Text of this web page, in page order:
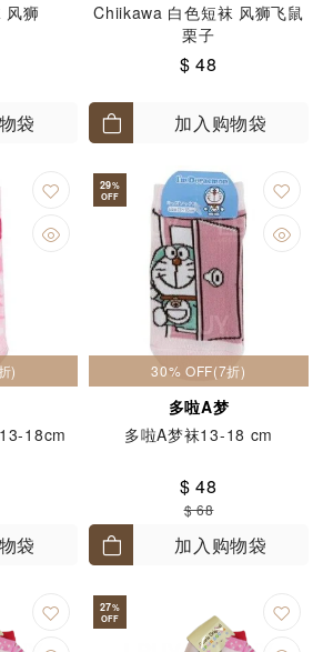
风狮
袋
Chiikawa 白色短袜 风狮飞鼠
栗子
$ 48
加入购物袋
)
18cm
袋
29%
OFF
30% OFF(7折)
多啦A梦
多啦A梦袜13-18 cm
$ 48
$ 68
加入购物袋
27%
OFF